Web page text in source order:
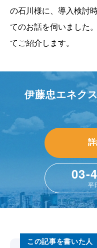
の石川様に、導入検討
てのお話を伺いました
てご紹介します。
伊藤忠エネク
03-
平